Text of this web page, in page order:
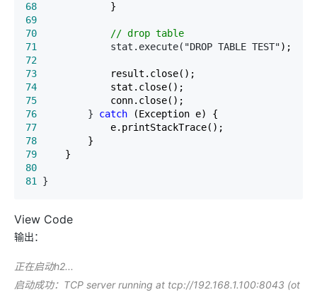
68
69
70
// drop table
71
             stat.execute("DROP TABLE TEST"
72
73
74
75
76
         }
catch
77
78
79
80
81
}
View Code
输出：
正在启动h2...
启动成功：TCP server running at tcp://192.168.1.100:8043 (ot